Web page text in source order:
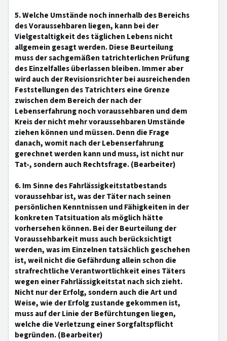
5. Welche Umstände noch innerhalb des Bereichs
des Voraussehbaren liegen, kann bei der
Vielgestaltigkeit des täglichen Lebens nicht
allgemein gesagt werden. Diese Beurteilung
muss der sachgemäßen tatrichterlichen Prüfung
des Einzelfalles überlassen bleiben. Immer aber
wird auch der Revisionsrichter bei ausreichenden
Feststellungen des Tatrichters eine Grenze
zwischen dem Bereich der nach der
Lebenserfahrung noch voraussehbaren und dem
Kreis der nicht mehr voraussehbaren Umstände
ziehen können und müssen. Denn die Frage
danach, womit nach der Lebenserfahrung
gerechnet werden kann und muss, ist nicht nur
Tat-, sondern auch Rechtsfrage. (Bearbeiter)
6. Im Sinne des Fahrlässigkeitstatbestands
voraussehbar ist, was der Täter nach seinen
persönlichen Kenntnissen und Fähigkeiten in der
konkreten Tatsituation als möglich hätte
vorhersehen können. Bei der Beurteilung der
Voraussehbarkeit muss auch berücksichtigt
werden, was im Einzelnen tatsächlich geschehen
ist, weil nicht die Gefährdung allein schon die
strafrechtliche Verantwortlichkeit eines Täters
wegen einer Fahrlässigkeitstat nach sich zieht.
Nicht nur der Erfolg, sondern auch die Art und
Weise, wie der Erfolg zustande gekommen ist,
muss auf der Linie der Befürchtungen liegen,
welche die Verletzung einer Sorgfaltspflicht
begründen. (Bearbeiter)